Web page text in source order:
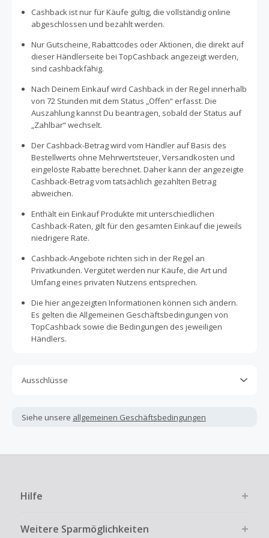
Cashback ist nur für Käufe gültig, die vollständig online
abgeschlossen und bezahlt werden.
Nur Gutscheine, Rabattcodes oder Aktionen, die direkt auf
dieser Händlerseite bei TopCashback angezeigt werden,
sind cashbackfähig.
Nach Deinem Einkauf wird Cashback in der Regel innerhalb
von 72 Stunden mit dem Status „Offen“ erfasst. Die
Auszahlung kannst Du beantragen, sobald der Status auf
„Zahlbar“ wechselt.
Der Cashback-Betrag wird vom Händler auf Basis des
Bestellwerts ohne Mehrwertsteuer, Versandkosten und
eingelöste Rabatte berechnet. Daher kann der angezeigte
Cashback-Betrag vom tatsächlich gezahlten Betrag
abweichen.
Enthält ein Einkauf Produkte mit unterschiedlichen
Cashback-Raten, gilt für den gesamten Einkauf die jeweils
niedrigere Rate.
Cashback-Angebote richten sich in der Regel an
Privatkunden. Vergütet werden nur Käufe, die Art und
Umfang eines privaten Nutzens entsprechen.
Die hier angezeigten Informationen können sich ändern.
Es gelten die Allgemeinen Geschäftsbedingungen von
TopCashback sowie die Bedingungen des jeweiligen
Händlers.
Ausschlüsse
andere Sparprogramme verwendet werden, die nicht
ausdrücklich auf dieser Händlerseite von TopCashback
Kein Cashback für den Kauf von Geschenkgutscheinen
Bezahlvorgang ist nur dann cashbackfähig, wenn dies
ausdrücklich auf der Händlerseite erlaubt ist.
Stornierung, Kündigung eines Abonnements oder Widerruf
Siehe unsere allgemeinen Geschäftsbedingungen
Hilfe
Weitere Sparmöglichkeiten